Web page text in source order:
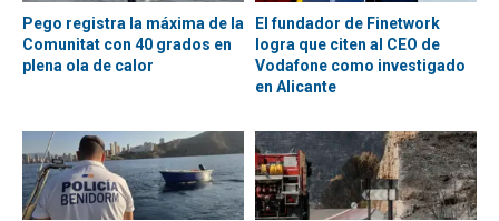
Pego registra la máxima de la
Comunitat con 40 grados en
plena ola de calor
El fundador de Finetwork
logra que citen al CEO de
Vodafone como investigado
en Alicante